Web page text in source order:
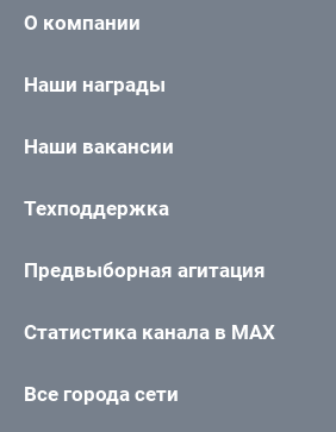
О компании
Наши награды
Наши вакансии
Техподдержка
Предвыборная агитация
Статистика канала в MAX
Все города сети